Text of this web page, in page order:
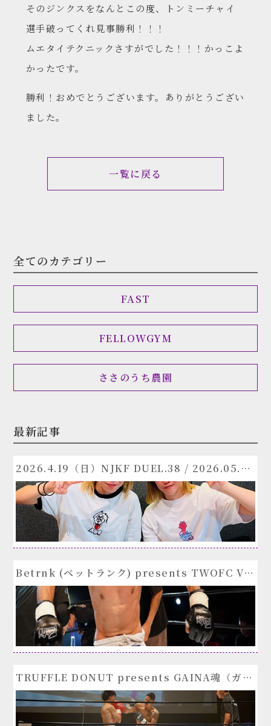
そのジンクスをなんとこの度、トンミーチャイ
選手破ってくれ見事勝利！！！
ムエタイテクニックさすがでした！！！かっこよ
かったです。
勝利！おめでとうございます。ありがとうござい
ました。
一覧に戻る
全てのカテゴリー
FAST
FELLOWGYM
ささのうち農園
最新記事
2026.4.19（日）NJKF DUEL.38 / 2026.05.15（金）MAROOMS presents KNOCK OUT.64
Betrnk (ベットランク) presents TWOFC VOL.９2025年11月9日(日)
TRUFFLE DONUT presents GAINA魂（ガイナソウル） 2025年10月25日（土）